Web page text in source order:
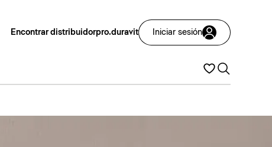
Encontrar distribuidorpro.duravit Iniciar sesión